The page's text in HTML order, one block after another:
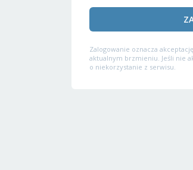
Zalogowanie oznacza akceptację
aktualnym brzmieniu. Jeśli nie
o niekorzystanie z serwisu.